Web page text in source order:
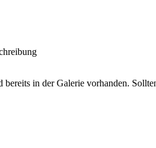
bereits in der Galerie vorhanden.